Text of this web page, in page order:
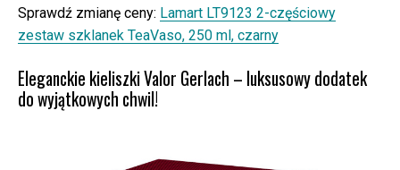
Sprawdź zmianę ceny: Lamart LT9123 2-częściowy
zestaw szklanek TeaVaso, 250 ml, czarny
Eleganckie kieliszki Valor Gerlach – luksusowy dodatek
do wyjątkowych chwil!